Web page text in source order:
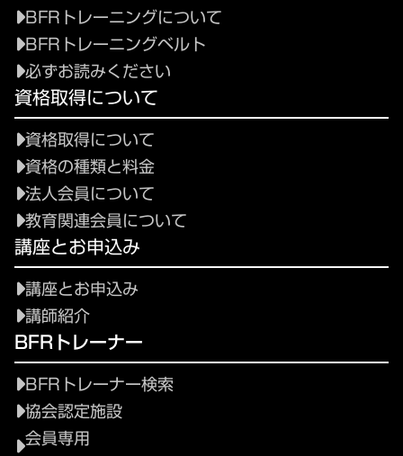
BFRトレーニングについて
BFRトレーニングベルト
必ずお読みください
資格取得について
資格取得について
資格の種類と料金
法人会員について
教育関連会員について
講座とお申込み
講座とお申込み
講師紹介
BFRトレーナー
BFRトレーナー検索
協会認定施設
会員専用